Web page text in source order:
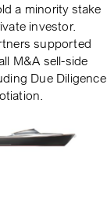
a minority stake
investor.
supported
M&A sell-side
Due Diligence